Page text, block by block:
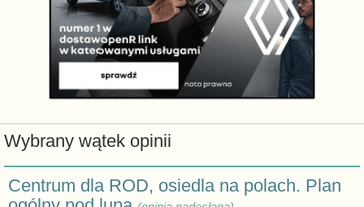
Wybrany wątek opinii
Centrum dla ROD, osiedla na polach. Plan